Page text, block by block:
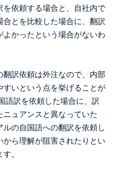
を依頼する場合と、自社内で
合とを比較した場合に、翻訳
よかったという場合がないわ
翻訳依頼は外注なので、内部
すいという点を挙げることが
語訳を依頼した場合に、訳
ュアンスと異なっていた
ルの自国語への翻訳を依頼し
から理解が阻害されたりとい
。